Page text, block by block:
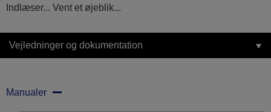
Indlæser... Vent et øjeblik...
Vejledninger og dokumentation
Manualer